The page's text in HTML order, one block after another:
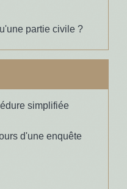
partie civile ?
simplifiée
d'une enquête